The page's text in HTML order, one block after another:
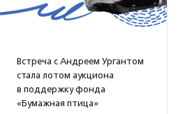
Встреча с Андреем Ургантом
стала лотом аукциона
в поддержку фонда
«Бумажная птица»